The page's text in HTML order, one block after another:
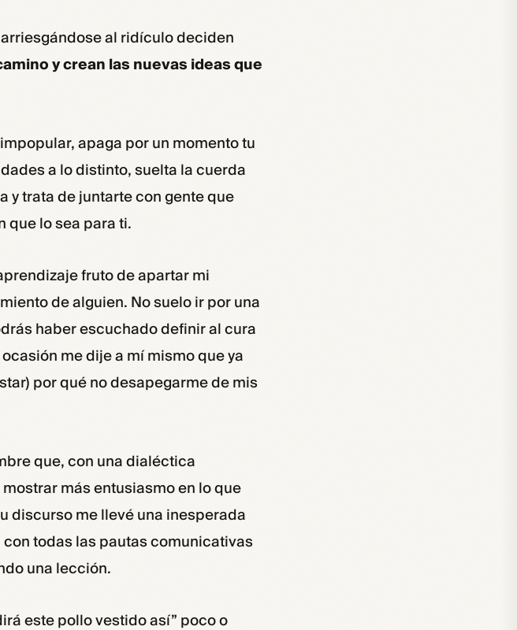
al ridículo deciden
y crean las nuevas ideas que
apaga por un momento tu
a lo distinto, suelta la cuerda
y trata de juntarte con gente que
que lo sea para ti.
fruto de apartar mi
de alguien. No suelo ir por una
haber escuchado definir al cura
me dije a mí mismo que ya
por qué no desapegarme de mis
que, con una dialéctica
más entusiasmo en lo que
discurso me llevé una inesperada
todas las pautas comunicativas
una lección.
este pollo vestido así” poco o